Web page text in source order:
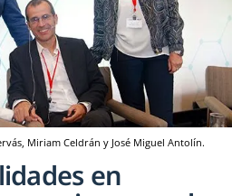
Miriam Celdrán y José Miguel Antolín.
en